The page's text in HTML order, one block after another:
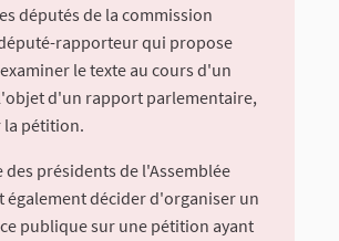
députés de la commission
rapporteur qui propose
le texte au cours d'un
d'un rapport parlementaire,
la pétition.
des présidents de l'Assemblée
également décider d'organiser un
publique sur une pétition ayant